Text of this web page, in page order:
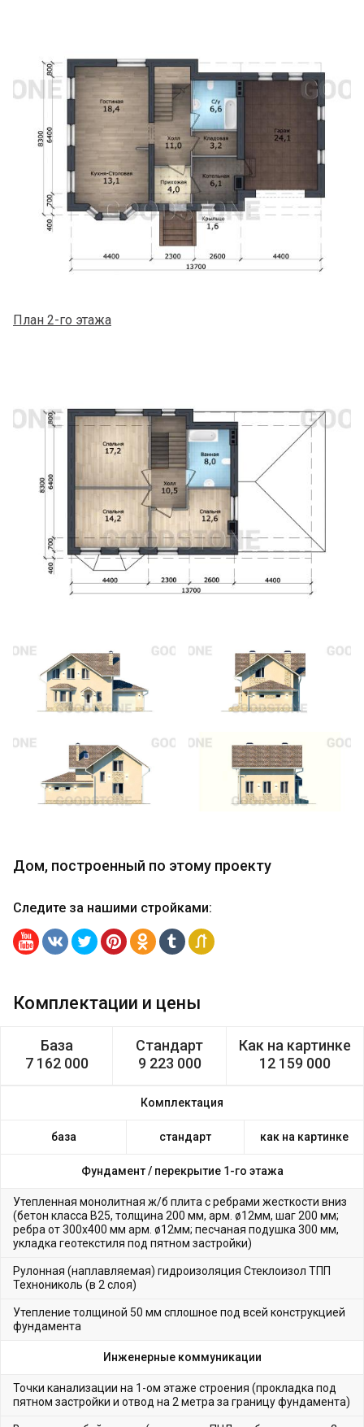
План 2-го этажа
Дом, построенный по этому проекту
Следите за нашими стройками:
Комплектации и цены
База
7 162 000
Стандарт
9 223 000
Как на картинке
12 159 000
Комплектация
база стандарт как на картинке
Фундамент / перекрытие 1-го этажа
Утепленная монолитная ж/б плита с ребрами жесткости вниз
(бетон класса В25, толщина 200 мм, арм. ø12мм, шаг 200 мм;
ребра от 300х400 мм арм. ø12мм; песчаная подушка 300 мм,
укладка геотекстиля под пятном застройки)
Рулонная (наплавляемая) гидроизоляция Стеклоизол ТПП
Технониколь (в 2 слоя)
Утепление толщиной 50 мм сплошное под всей конструкцией
фундамента
Инженерные коммуникации
Точки канализации на 1-ом этаже строения (прокладка под
пятном застройки и отвод на 2 метра за границу фундамента)